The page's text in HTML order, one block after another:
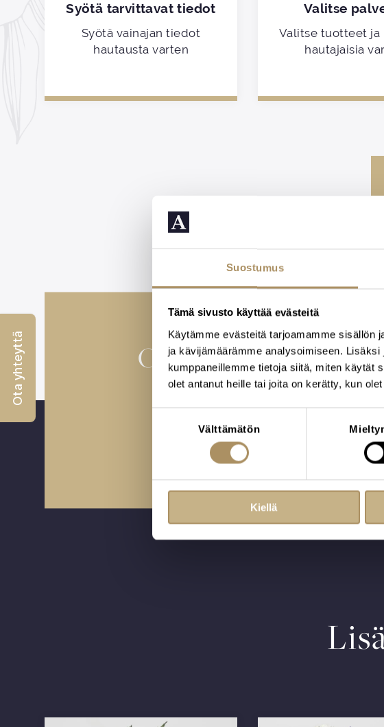
Suostumus
Tämä sivusto käyttää evästeitä
Käytämme evästeitä tarjoamamme sisällön
ja kävijämäärämme analysoimiseen.
kumppaneillemme tietoja siitä, miten käytät
olet antanut heille tai joita on kerätty, kun
Välttämätön
Kiellä
Syötä tarvittavat tiedot
Syötä vainajan tiedot
hautausta varten
Valitse
Valitse tuotteet ja
hautajaisia
Osaava
Varaa aika tapaamiseen,
Ota yhteyttä